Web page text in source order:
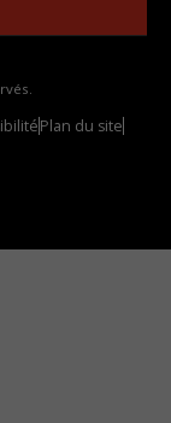
Plan du site